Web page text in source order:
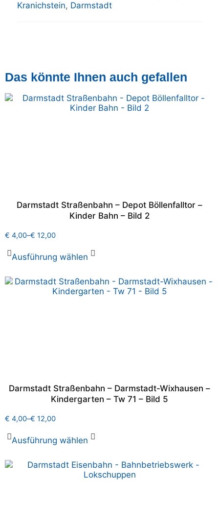
Kranichstein, Darmstadt
Das könnte Ihnen auch gefallen
Darmstadt Straßenbahn – Depot Böllenfalltor –
Kinder Bahn – Bild 2
€ 4,00–€ 12,00
Ausführung wählen
Darmstadt Straßenbahn – Darmstadt-Wixhausen –
Kindergarten – Tw 71 – Bild 5
€ 4,00–€ 12,00
Ausführung wählen